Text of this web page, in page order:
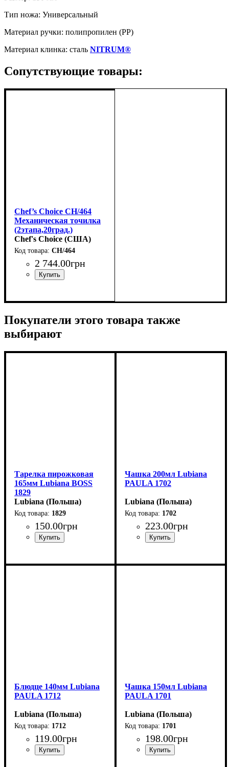
Тип ножа: Универсальный
Материал ручки: полипропилен (PP)
Материал клинка: сталь NITRUM®
Сопутствующие товары:
Chef’s Choice CH/464
Механическая точилка
(2этапа,20град.)
Chef's Choice (США)
CH/464
2 744.00грн
Покупатели этого товара также
выбирают
Тарелка пирожковая
165мм Lubiana BOSS
1829
Lubiana (Польша)
1829
150.00грн
Чашка 200мл Lubiana
PAULA 1702
Lubiana (Польша)
1702
223.00грн
Блюдце 140мм Lubiana
PAULA 1712
Lubiana (Польша)
1712
119.00грн
Чашка 150мл Lubiana
PAULA 1701
Lubiana (Польша)
1701
198.00грн